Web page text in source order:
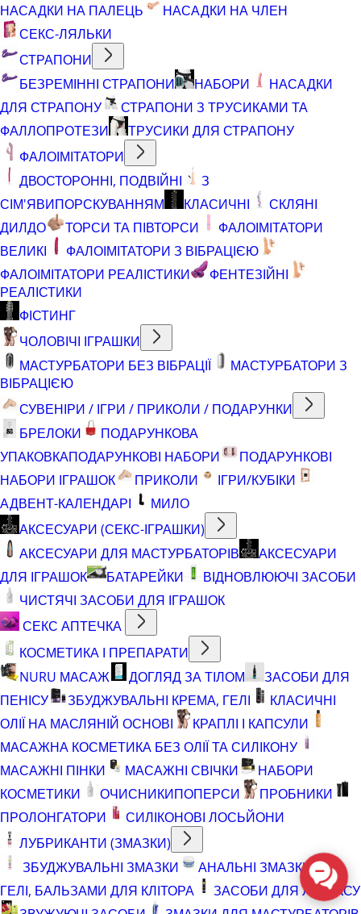
НАСАДКИ НА ПАЛЕЦЬ
НАСАДКИ НА ЧЛЕН
СЕКС-ЛЯЛЬКИ
СТРАПОНИ
БЕЗРЕМІННІ СТРАПОНИ
НАБОРИ
НАСАДКИ
ДЛЯ СТРАПОНУ
СТРАПОНИ З ТРУСИКАМИ ТА
ФАЛЛОПРОТЕЗИ
ТРУСИКИ ДЛЯ СТРАПОНУ
ФАЛОІМІТАТОРИ
ДВОСТОРОННІ, ПОДВІЙНІ
З
СІМ'ЯВИПОРСКУВАННЯМ
КЛАСИЧНІ
СКЛЯНІ
ДИЛДО
ТОРСИ ТА ПІВТОРСИ
ФАЛОІМІТАТОРИ
ВЕЛИКІ
ФАЛОІМІТАТОРИ З ВІБРАЦІЄЮ
ФАЛОІМІТАТОРИ РЕАЛІСТИКИ
ФЕНТЕЗІЙНІ
РЕАЛІСТИКИ
ФІСТИНГ
ЧОЛОВІЧІ ІГРАШКИ
МАСТУРБАТОРИ БЕЗ ВІБРАЦІЇ
МАСТУРБАТОРИ З
ВІБРАЦІЄЮ
СУВЕНІРИ / ІГРИ / ПРИКОЛИ / ПОДАРУНКИ
БРЕЛОКИ
ПОДАРУНКОВА
УПАКОВКАПОДАРУНКОВІ НАБОРИ
ПОДАРУНКОВІ
НАБОРИ ІГРАШОК
ПРИКОЛИ
ІГРИ/КУБІКИ
АДВЕНТ-КАЛЕНДАРІ
МИЛО
АКСЕСУАРИ (СЕКС-ІГРАШКИ)
АКСЕСУАРИ ДЛЯ МАСТУРБАТОРІВ
АКСЕСУАРИ
ДЛЯ ІГРАШОК
БАТАРЕЙКИ
ВІДНОВЛЮЮЧІ ЗАСОБИ
ЧИСТЯЧІ ЗАСОБИ ДЛЯ ІГРАШОК
СЕКС АПТЕЧКА
КОСМЕТИКА І ПРЕПАРАТИ
NURU МАСАЖ
ДОГЛЯД ЗА ТІЛОМ
ЗАСОБИ ДЛЯ
ПЕНІСУ
ЗБУДЖУВАЛЬНІ КРЕМА, ГЕЛІ
КЛАСИЧНІ
ОЛІЇ НА МАСЛЯНІЙ ОСНОВІ
КРАПЛІ І КАПСУЛИ
МАСАЖНА КОСМЕТИКА БЕЗ ОЛІЇ ТА СИЛІКОНУ
МАСАЖНІ ПІНКИ
МАСАЖНІ СВІЧКИ
НАБОРИ
КОСМЕТИКИ
ОЧИСНИКИПОПЕРСИ
ПРОБНИКИ
ПРОЛОНГАТОРИ
СИЛІКОНОВІ ЛОСЬЙОНИ
ЛУБРИКАНТИ (ЗМАЗКИ)
ЗБУДЖУВАЛЬНІ ЗМАЗКИ
АНАЛЬНІ ЗМАЗКИ
ГЕЛІ, БАЛЬЗАМИ ДЛЯ КЛІТОРА
ЗАСОБИ ДЛЯ ЛАТЕКСУ